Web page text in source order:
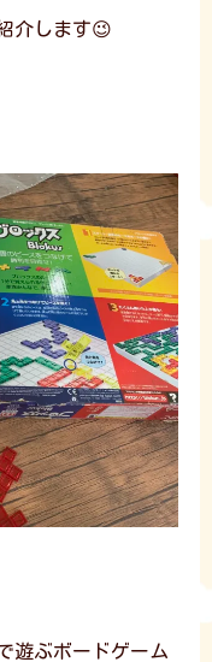
介します😉
遊ぶボードゲーム